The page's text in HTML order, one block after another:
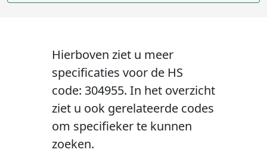
Hierboven ziet u meer
specificaties voor de HS
code: 304955. In het overzicht
ziet u ook gerelateerde codes
om specifieker te kunnen
zoeken.